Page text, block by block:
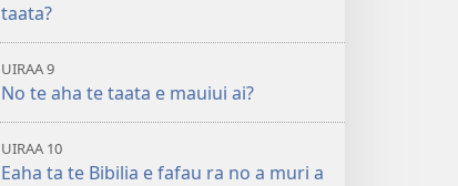
taata?
UIRAA 9
No te aha te taata e mauiui ai?
UIRAA 10
Eaha ta te Bibilia e fafau ra no a muri a